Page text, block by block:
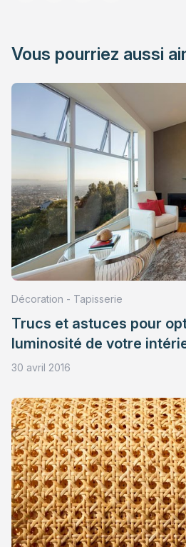
Vous pourriez aussi
Décoration - Tapisserie
Trucs et astuces pour
luminosité de votre
30 avril 2016